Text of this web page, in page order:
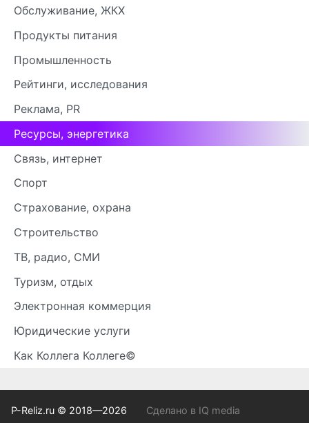
Обслуживание, ЖКХ
Продукты питания
Промышленность
Рейтинги, исследования
Реклама, PR
Ресурсы, энергетика
Связь, интернет
Спорт
Страхование, охрана
Строительство
ТВ, радио, СМИ
Туризм, отдых
Электронная коммерция
Юридические услуги
Как Коллега Коллеге©
P-Reliz.ru © 2018—2026 Сделано в IQ media